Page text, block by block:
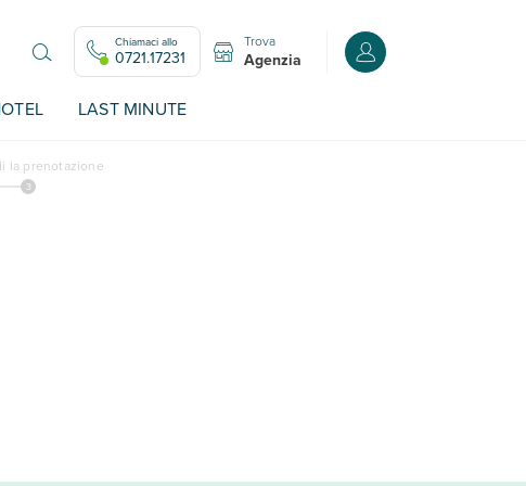
Chiamaci allo
0721.17231
Trova
Agenzia Accedi o registrati
LAST MINUTE
la prenotazione